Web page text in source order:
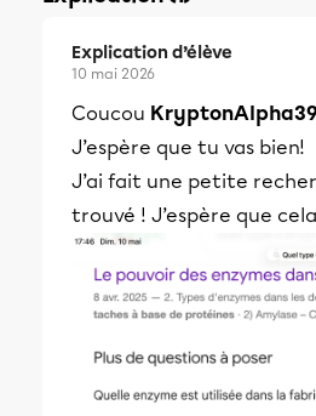
Explication d’élève
10 mai 2026
Coucou
J’espère que tu vas bien!
J’ai fait une petite
trouvé ! J’espère que